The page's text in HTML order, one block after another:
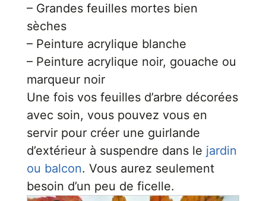
– Grandes feuilles mortes bien
sèches
– Peinture acrylique blanche
– Peinture acrylique noir, gouache ou
marqueur noir
Une fois vos feuilles d’arbre décorées
avec soin, vous pouvez vous en
servir pour créer une guirlande
d’extérieur à suspendre dans le jardin
ou balcon. Vous aurez seulement
besoin d’un peu de ficelle.